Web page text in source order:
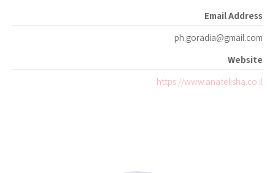
Email Address
ph.goradia@gmail.com
Website
https://www.anatelisha.co.il